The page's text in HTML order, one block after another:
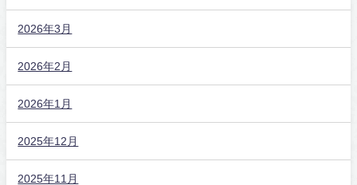
2026年3月
2026年2月
2026年1月
2025年12月
2025年11月